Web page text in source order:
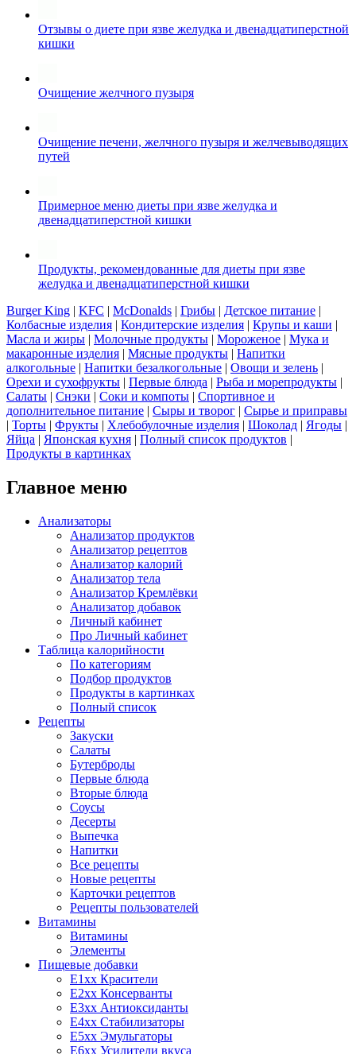
Отзывы о диете при язве желудка и двенадцатиперстной
кишки
Очищение желчного пузыря
Очищение печени, желчного пузыря и желчевыводящих
путей
Примерное меню диеты при язве желудка и
двенадцатиперстной кишки
Продукты, рекомендованные для диеты при язве
желудка и двенадцатиперстной кишки
Burger King
KFC McDonalds Грибы Детское питание
Колбасные изделия
Кондитерские изделия Крупы и каши
Масла и жиры
Молочные продукты Мороженое
Мука и
макаронные изделия
Мясные продукты
Напитки
алкогольные
Напитки безалкогольные Овощи и зелень
Орехи и сухофрукты
Первые блюда Рыба и морепродукты
Салаты
Снэки Соки и компоты
Спортивное и
дополнительное питание
Сыры и творог
Сырье и приправы
Торты Фрукты Хлебобулочные изделия Шоколад Ягоды
Яйца
Японская кухня Полный список продуктов
Продукты в картинках
Главное меню
Анализаторы
Анализатор продуктов
Анализатор рецептов
Анализатор калорий
Анализатор тела
Анализатор Кремлёвки
Анализатор добавок
Личный кабинет
Про Личный кабинет
Таблица калорийности
По категориям
Подбор продуктов
Продукты в картинках
Полный список
Рецепты
Закуски
Салаты
Бутерброды
Первые блюда
Вторые блюда
Соусы
Десерты
Выпечка
Напитки
Все рецепты
Новые рецепты
Карточки рецептов
Рецепты пользователей
Витамины
Витамины
Элементы
Пищевые добавки
E1xx Красители
E2xx Консерванты
E3xx Антиоксиданты
E4xx Стабилизаторы
E5xx Эмульгаторы
E6xx Усилители вкуса